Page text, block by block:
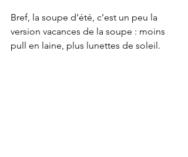
Bref, la soupe d’été, c’est un peu la
version vacances de la soupe : moins
pull en laine, plus lunettes de soleil.